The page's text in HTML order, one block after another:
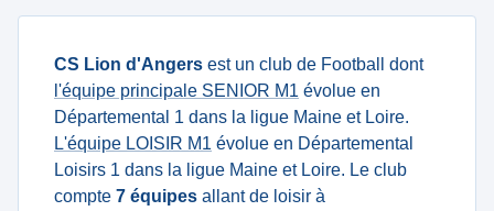
CS Lion d'Angers est un club de Football dont
l'équipe principale SENIOR M1 évolue en
Départemental 1 dans la ligue Maine et Loire.
L'équipe LOISIR M1 évolue en Départemental
Loisirs 1 dans la ligue Maine et Loire. Le club
compte 7 équipes allant de loisir à